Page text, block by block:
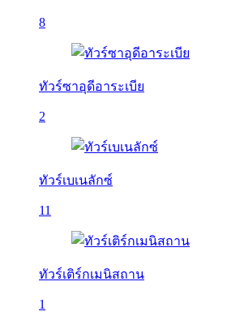
8
ทัวร์ซาอุดีอาระเบีย
2
ทัวร์เบเนลักซ์
11
ทัวร์เติร์กเมนิสถาน
1